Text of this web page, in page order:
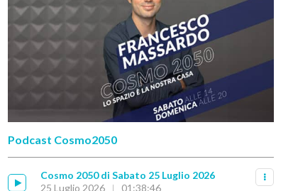
Podcast Cosmo2050
Cosmo 2050 di Sabato 25 Luglio 2026
25 Luglio 2026
01:38:46